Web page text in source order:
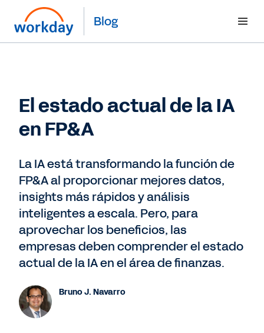
Blog
El estado actual de la IA
en FP&A
La IA está transformando la función de
FP&A al proporcionar mejores datos,
insights más rápidos y análisis
inteligentes a escala. Pero, para
aprovechar los beneficios, las
empresas deben comprender el estado
actual de la IA en el área de finanzas.
Bruno J. Navarro